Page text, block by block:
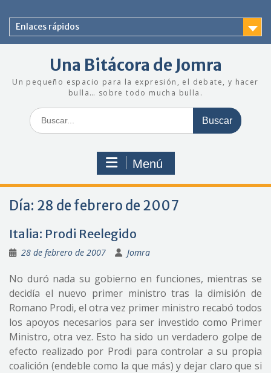
contenido
Enlaces rápidos
Una Bitácora de Jomra
Un pequeño espacio para la expresión, el debate, y hacer
bulla… sobre todo mucha bulla.
Buscar:
Menú
Día: 28 de febrero de 2007
Italia: Prodi Reelegido
28 de febrero de 2007 Jomra
No duró nada su gobierno en funciones, mientras se
decidía el nuevo primer ministro tras la dimisión de
Romano Prodi, el otra vez primer ministro recabó todos
los apoyos necesarios para ser investido como Primer
Ministro, otra vez. Esto ha sido un verdadero golpe de
efecto realizado por Prodi para controlar a su propia
coalición (endeble como la que más) y dejar claro que si